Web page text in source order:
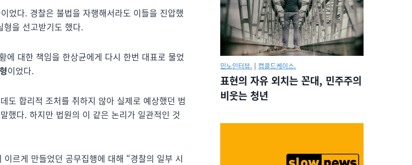
었다. 경찰은 불법을 자행해서라도 이들을 진압했
을 선고받기도 했다.
에 대한 책임을 한상균에게 다시 한번 대표로 물었
이었다.
도 합리적 조처를 취하지 않아 실제로 예상했던 범
했다. 하지만 법원의 이 같은 논리가 일관적인 것
르게 만들었던 공무집행에 대해 “경찰의 일부 시
민노인터뷰. | 캡콜드케이스.
표현의 자유 외치는 꼰대, 민주주의
비웃는 청년